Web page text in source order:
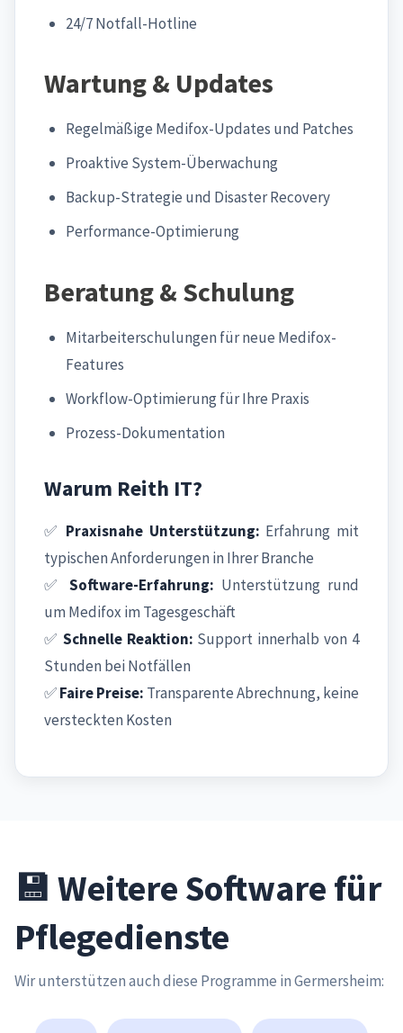
24/7 Notfall-Hotline
Wartung & Updates
Regelmäßige Medifox-Updates und Patches
Proaktive System-Überwachung
Backup-Strategie und Disaster Recovery
Performance-Optimierung
Beratung & Schulung
Mitarbeiterschulungen für neue Medifox-
Features
Workflow-Optimierung für Ihre Praxis
Prozess-Dokumentation
Warum Reith IT?
✅ Praxisnahe Unterstützung: Erfahrung mit
typischen Anforderungen in Ihrer Branche
✅ Software-Erfahrung: Unterstützung rund
um Medifox im Tagesgeschäft
✅ Schnelle Reaktion: Support innerhalb von 4
Stunden bei Notfällen
✅Faire Preise: Transparente Abrechnung, keine
versteckten Kosten
💾 Weitere Software für
Pflegedienste
Wir unterstützen auch diese Programme in Germersheim: